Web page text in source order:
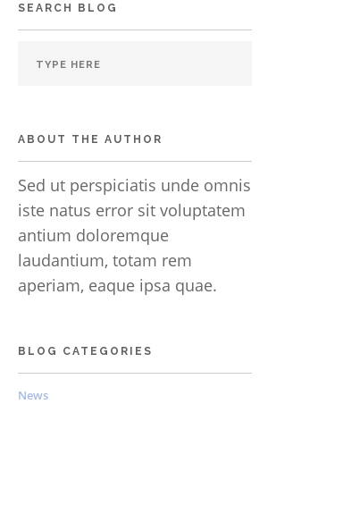
SEARCH BLOG
ABOUT THE AUTHOR
Sed ut perspiciatis unde omnis
iste natus error sit voluptatem
antium doloremque
laudantium, totam rem
aperiam, eaque ipsa quae.
BLOG CATEGORIES
News